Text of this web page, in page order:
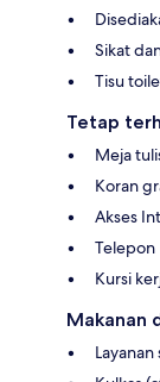
Sikat
Tisu
Tetap
Meja
Koran
Akses
Telepon
Kursi
Makanan